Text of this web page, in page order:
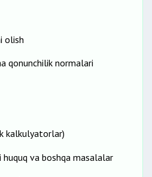
olish
qonunchilik normalari
kalkulyatorlar)
huquq va boshqa masalalar